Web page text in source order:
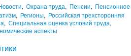
, Охрана труда, Пенсии, Пенсионное
, Регионы, Российская трехсторонняя
, Специальная оценка условий труда,
аспекты